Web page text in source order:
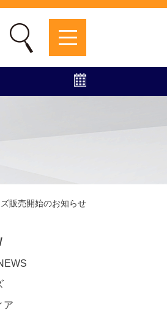
販売開始のお知らせ
ア